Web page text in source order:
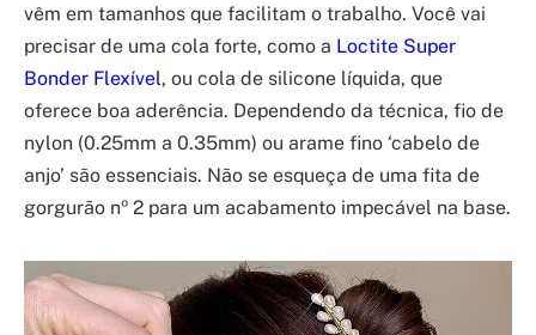
vêm em tamanhos que facilitam o trabalho. Você vai
precisar de uma cola forte, como a Loctite Super
Bonder Flexível, ou cola de silicone líquida, que
oferece boa aderência. Dependendo da técnica, fio de
nylon (0.25mm a 0.35mm) ou arame fino ‘cabelo de
anjo’ são essenciais. Não se esqueça de uma fita de
gorgurão nº 2 para um acabamento impecável na base.